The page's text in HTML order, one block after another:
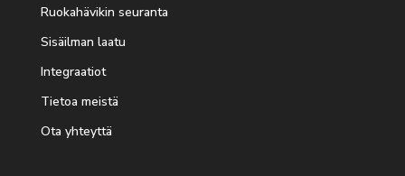
Ruokahävikin seuranta
Sisäilman laatu
Integraatiot
Tietoa meistä
Ota yhteyttä